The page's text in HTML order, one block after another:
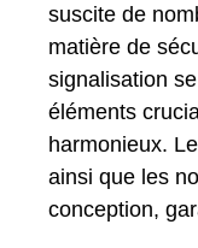
suscite de
matière de
signalisation
éléments
harmonieux.
ainsi que les
conception,